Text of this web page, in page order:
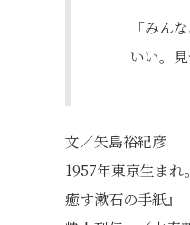
「みん
いい。
文／矢島裕紀彦
1957年東京生ま
癒す漱石の手紙』